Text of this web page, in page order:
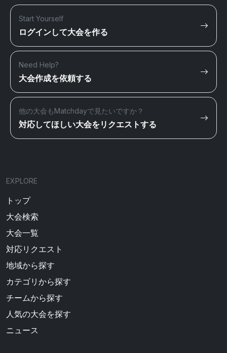
Start Yourself
ログインして大会を作る
Need Help?
大会作成を依頼する
他の大会もMatchdayで見たいですか？
対応してほしい大会をリクエストする
EXPLORE
トップ
大会検索
大会一覧
対応リクエスト
地域から探す
カテゴリから探す
チームから探す
人気の大会を探す
ニュース